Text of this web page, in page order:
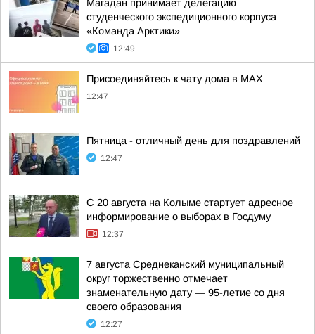
Магадан принимает делегацию
студенческого экспедиционного корпуса
«Команда Арктики»
12:49
Присоединяйтесь к чату дома в MAX
12:47
Пятница - отличный день для поздравлений
12:47
С 20 августа на Колыме стартует адресное
информирование о выборах в Госдуму
12:37
7 августа Среднеканский муниципальный
округ торжественно отмечает
знаменательную дату — 95-летие со дня
своего образования
12:27